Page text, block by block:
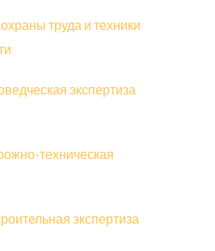
труда и техники
экспертиза
техническая
экспертиза